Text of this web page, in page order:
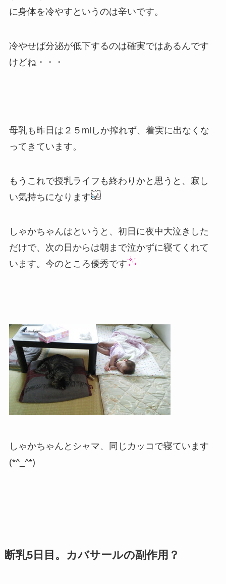
に身体を冷やすというのは辛いです。
冷やせば分泌が低下するのは確実ではあるんです
けどね・・・
母乳も昨日は２５mlしか搾れず、着実に出なくな
ってきています。
もうこれで授乳ライフも終わりかと思うと、寂し
い気持ちになります
しゃかちゃんはというと、初日に夜中大泣きした
だけで、次の日からは朝まで泣かずに寝てくれて
います。今のところ優秀です
しゃかちゃんとシャマ、同じカッコで寝ています
(*^_^*)
断乳5日目。カバサールの副作用？